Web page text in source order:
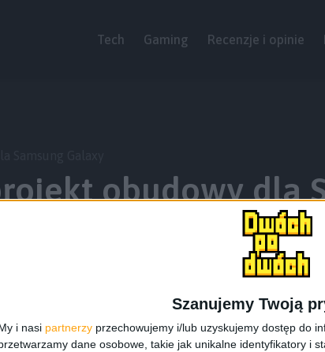
Szanujemy Twoją
i nasi partnerzy przechowujemy i/lub uzyskujemy dostęp do
dane osobowe, takie jak unikalne identyfikatory i
Tech Gaming Recenzje i opinie
obudowy dla